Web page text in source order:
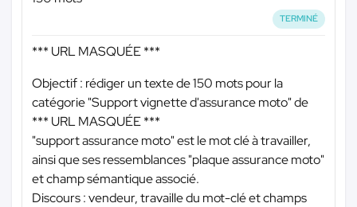
TERMINÉ
*** URL MASQUÉE ***
Objectif : rédiger un texte de 150 mots pour la
catégorie "Support vignette d'assurance moto" de
*** URL MASQUÉE ***
"support assurance moto" est le mot clé à travailler,
ainsi que ses ressemblances "plaque assurance moto"
et champ sémantique associé.
Discours : vendeur, travaille du mot-clé et champs